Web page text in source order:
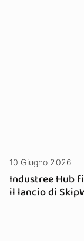
10 Giugno 2026
Industree Hub
il lancio di